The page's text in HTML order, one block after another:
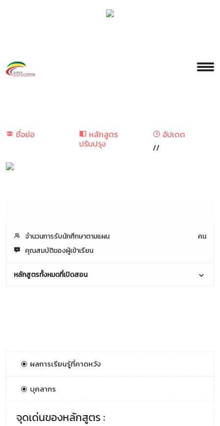
ชื่อย่อ หลักสูตร
ปรับปรุง
อัปเดต
//
จำนวนการรับนักศึกษาตามแผน
คน
คุณสมบัติของผู้เข้าเรียน
หลักสูตรทั้งหมดที่เปิดสอน
ผลการเรียนรู้ที่คาดหวัง
บุคลากร
จุดเด่นของหลักสูตร :